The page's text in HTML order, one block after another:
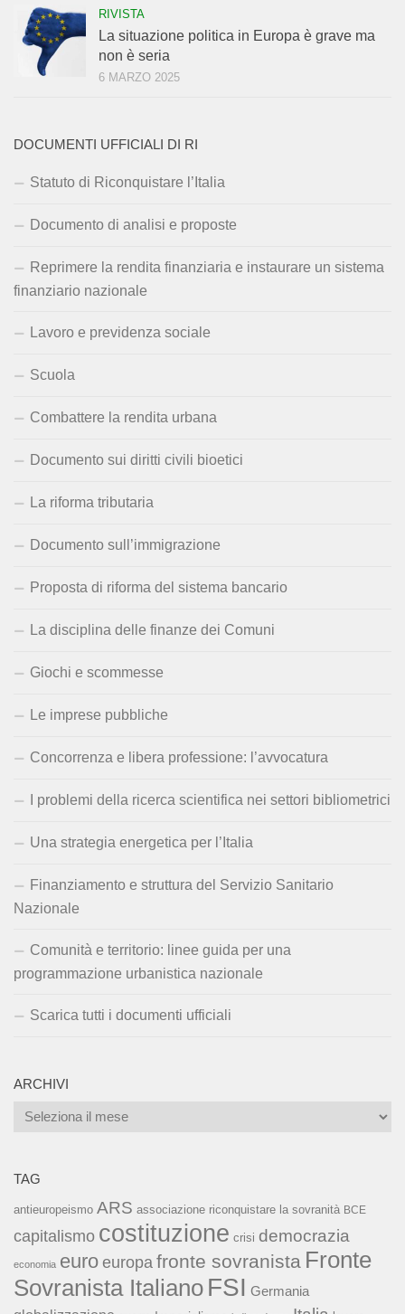
RIVISTA
La situazione politica in Europa è grave ma
non è seria
6 MARZO 2025
DOCUMENTI UFFICIALI DI RI
Statuto di Riconquistare l’Italia
Documento di analisi e proposte
Reprimere la rendita finanziaria e instaurare un sistema
finanziario nazionale
Lavoro e previdenza sociale
Scuola
Combattere la rendita urbana
Documento sui diritti civili bioetici
La riforma tributaria
Documento sull’immigrazione
Proposta di riforma del sistema bancario
La disciplina delle finanze dei Comuni
Giochi e scommesse
Le imprese pubbliche
Concorrenza e libera professione: l’avvocatura
I problemi della ricerca scientifica nei settori bibliometrici
Una strategia energetica per l’Italia
Finanziamento e struttura del Servizio Sanitario
Nazionale
Comunità e territorio: linee guida per una
programmazione urbanistica nazionale
Scarica tutti i documenti ufficiali
ARCHIVI
Archivi
TAG
antieuropeismo ARS associazione riconquistare la sovranità BCE
capitalismo costituzione crisi democrazia
economia euro europa fronte sovranista Fronte
Sovranista Italiano FSI Germania